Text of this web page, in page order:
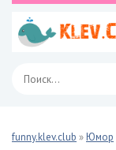
funny.klev.club »Юмор